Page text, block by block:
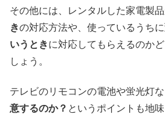
その他には、レンタルした家電製
きの対応方法や、使っているうちに
いうときに対応してもらえるのか
しょう。
テレビのリモコンの電池や蛍光灯
意するのか？ というポイントも地